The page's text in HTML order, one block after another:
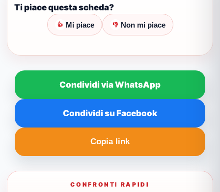
Ti piace questa scheda?
👍 Mi piace 👎 Non mi piace
Condividi via WhatsApp
Condividi su Facebook
Copia link
CONFRONTI RAPIDI